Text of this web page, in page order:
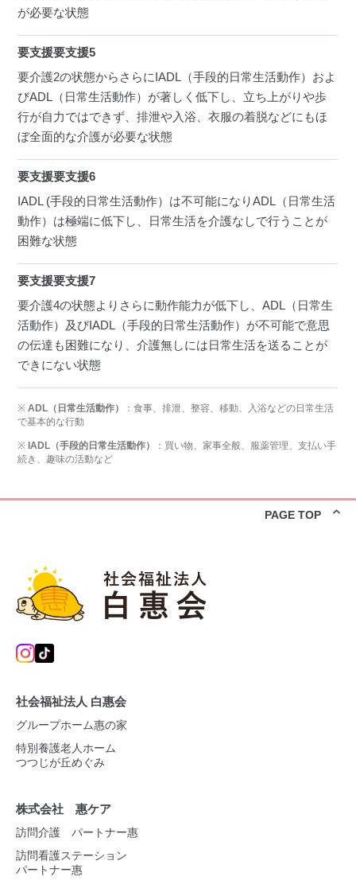
が必要な状態
要支援要支援5
要介護2の状態からさらにIADL（手段的日常生活動作）およ
びADL（日常生活動作）が著しく低下し、立ち上がりや歩
行が自力ではできず、排泄や入浴、衣服の着脱などにもほ
ぼ全面的な介護が必要な状態
要支援要支援6
IADL (手段的日常生活動作）は不可能になりADL（日常生活
動作）は極端に低下し、日常生活を介護なしで行うことが
困難な状態
要支援要支援7
要介護4の状態よりさらに動作能力が低下し、ADL（日常生
活動作）及びIADL（手段的日常生活動作）が不可能で意思
の伝達も困難になり、介護無しには日常生活を送ることが
できにない状態
※ADL（日常生活動作）
：食事、排泄、整容、移動、入浴などの日常生活
で基本的な行動
※IADL（手段的日常生活動作）
：買い物、家事全般、服薬管理、支払い手
続き、趣味の活動など
PAGE TOP
社会福祉法人 白惠会
グループホーム惠の家
特別養護老人ホーム
つつじが丘めぐみ
株式会社 惠ケア
訪問介護 パートナー惠
訪問看護ステーション
パートナー惠